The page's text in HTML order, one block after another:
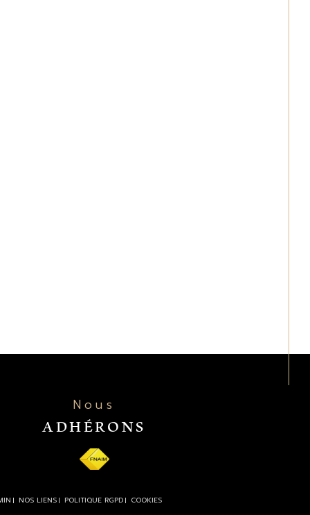
Nous
ADHÉRONS
NOS LIENS POLITIQUE RGPD COOKIES